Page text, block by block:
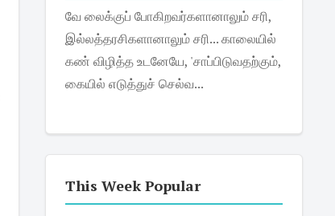
வே லைக்குப் போகிறவர்களானாலும் சரி,
இல்லத்தரசிகளானாலும் சரி... காலையில்
கண் விழித்த உடனேயே, 'சாப்பிடுவதற்கும்,
கையில் எடுத்துச் செல்வ...
This Week Popular